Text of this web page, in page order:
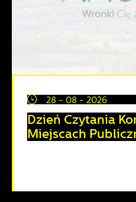
28 - 08 - 2026
Dzień Czytania
Miejscach